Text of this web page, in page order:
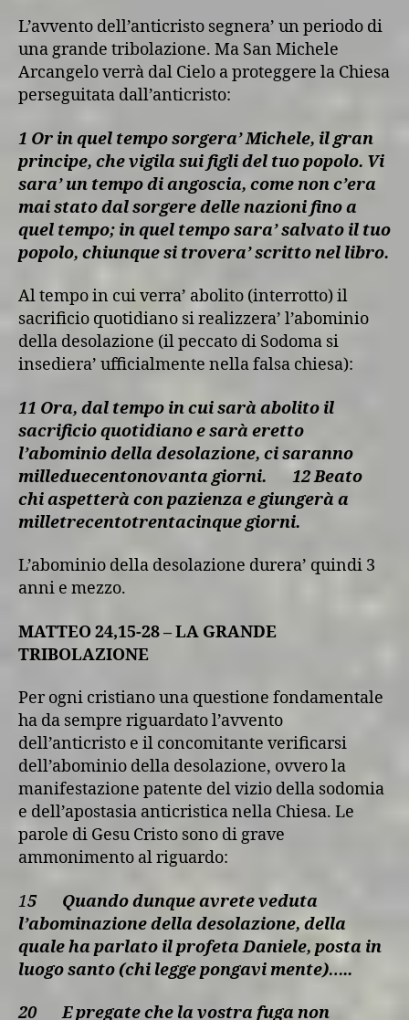
L’avvento dell’anticristo segnera’ un periodo di
una grande tribolazione. Ma San Michele
Arcangelo verrà dal Cielo a proteggere la Chiesa
perseguitata dall’anticristo:
1 Or in quel tempo sorgera’ Michele, il gran
principe, che vigila sui figli del tuo popolo. Vi
sara’ un tempo di angoscia, come non c’era
mai stato dal sorgere delle nazioni fino a
quel tempo; in quel tempo sara’ salvato il tuo
popolo, chiunque si trovera’ scritto nel libro.
Al tempo in cui verra’ abolito (interrotto) il
sacrificio quotidiano si realizzera’ l’abominio
della desolazione (il peccato di Sodoma si
insediera’ ufficialmente nella falsa chiesa):
11 Ora, dal tempo in cui sarà abolito il
sacrificio quotidiano e sarà eretto
l’abominio della desolazione, ci saranno
milleduecentonovanta giorni. 12 Beato
chi aspetterà con pazienza e giungerà a
milletrecentotrentacinque giorni.
L’abominio della desolazione durera’ quindi 3
anni e mezzo.
MATTEO 24,15-28 – LA GRANDE
TRIBOLAZIONE
Per ogni cristiano una questione fondamentale
ha da sempre riguardato l’avvento
dell’anticristo e il concomitante verificarsi
dell’abominio della desolazione, ovvero la
manifestazione patente del vizio della sodomia
e dell’apostasia anticristica nella Chiesa. Le
parole di Gesu Cristo sono di grave
ammonimento al riguardo:
15Quando dunque avrete veduta
l’abominazione della desolazione, della
quale ha parlato il profeta Daniele, posta in
luogo santo (chi legge pongavi mente)…..
20 E pregate che la vostra fuga non